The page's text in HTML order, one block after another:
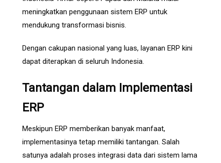
meningkatkan penggunaan sistem ERP untuk
mendukung transformasi bisnis.
Dengan cakupan nasional yang luas, layanan ERP kini
dapat diterapkan di seluruh Indonesia.
Tantangan dalam Implementasi
ERP
Meskipun ERP memberikan banyak manfaat,
implementasinya tetap memiliki tantangan. Salah
satunya adalah proses integrasi data dari sistem lama